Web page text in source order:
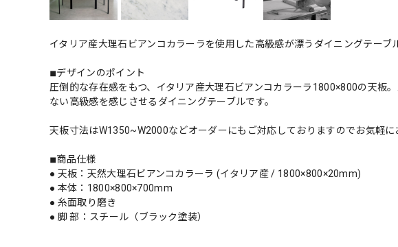
イタリア産大理石ビアンコカラーラを使用した高級感が漂うダイニングテーブ
◾︎デザインのポイント
圧倒的な存在感をもつ、イタリア産大理石ビアンコカラーラ1800×800の天板
ない高級感を感じさせるダイニングテーブルです。
天板寸法はW1350~W2000などオーダーにもご対応しておりますのでお気軽に
◾︎商品仕様
● 天板：天然大理石ビアンコカラーラ (イタリア産 / 1800×800×20mm)
● 本体：1800×800×700mm
● 糸面取り磨き
● 脚 部：スチール（ブラック塗装）